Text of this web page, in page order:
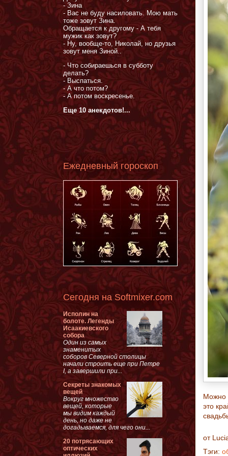
Можно
это
от
Тэги:
- Зина
- Вас не буду насиловать. Мою мать
тоже зовут Зина.
Обращается к другому - А тебя
мужик как зовут?
- Ну, вообще-то, Николай, но друзья
зовут меня Зиной..
- Что собираешься в субботу
делать?
- Выспаться.
- А что потом?
- А потом воскресенье.
Еще 10 анекдотов!...
Ежедневный гороскоп
Сегодня на Softmixer.com
Исполин на
болоте. Легенды
Исаакиевского
собора
Один из самых
знаменитых
соборов Северной столицы
начали строить еще при Петре
I, а завершили при...
Секреты знакомых
вещей
Вокруг множество
вещей, которые
мы видим каждый
день, но даже не
догадываемся, для чего они...
20 потрясающих
оптических